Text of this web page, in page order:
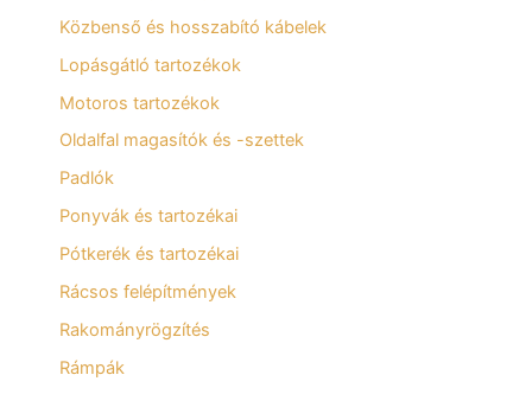
Közbenső és hosszabító kábelek
Lopásgátló tartozékok
Motoros tartozékok
Oldalfal magasítók és -szettek
Padlók
Ponyvák és tartozékai
Pótkerék és tartozékai
Rácsos felépítmények
Rakományrögzítés
Rámpák